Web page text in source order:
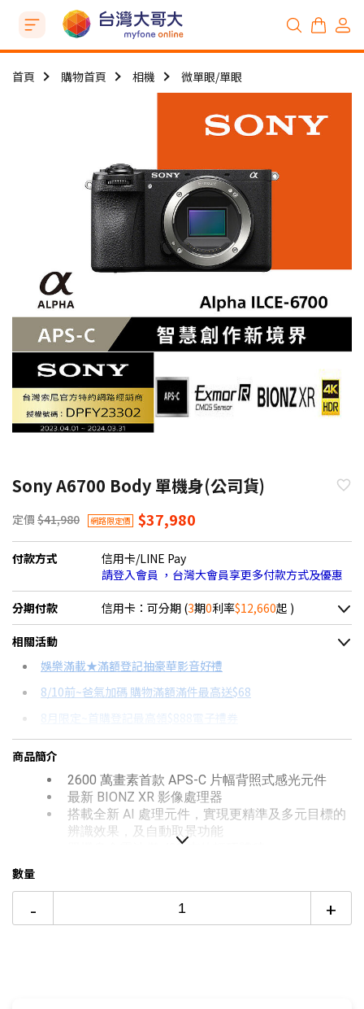
首頁 購物首頁 相機 微單眼/單眼
Sony A6700 Body 單機身(公司貨)
定價 $41,980 網路限定價 $37,980
付款方式
信用卡/LINE Pay
請登入會員 ，台灣大會員享更多付款方式及優惠
分期付款 信用卡：可分期 (3期0利率$12,660起 )
＊實際可分期數、適用利率，請以購物車顯示為主
信用卡分期
分期數
12期
24期
每期金額
$3,386
$1,740
配合銀行/業者
相關活動
娛樂滿載★滿額登記抽豪華影音好禮
8/10前~爸氣加碼 購物滿額滿件最高送$68
8月限定~首購登記最高領$888電子禮券
台灣大哥大Open Possible聯名卡滿額最高回饋25%
更多信用卡分期0利率滿額享回饋
推薦SONY Vlog相機→點我看達人教你買
商品簡介
2600 萬畫素首款 APS-C 片幅背照式感光元件
最新 BIONZ XR 影像處理器
搭載全新 AI 處理元件，實現更精準及多元目標的
辨識效果，及自動取景功能
單機身含電池僅 493 克的輕巧體積
直覺靈敏的多角度觸控翻轉螢幕
積極穩定的防手震模式
數量
- +